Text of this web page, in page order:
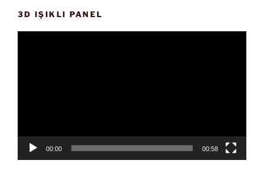
3D IŞIKLI PANEL
00:00 00:58